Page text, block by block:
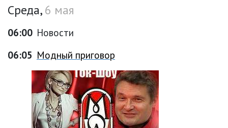
Среда,6 мая
06:00 Новости
06:05 Модный приговор